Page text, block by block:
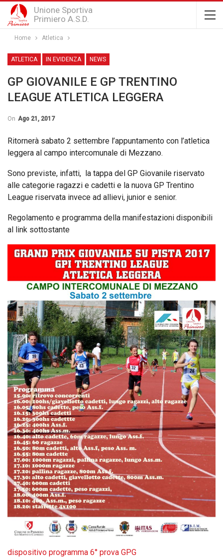
Unione Sportiva
Primiero A.S.D.
Home Atletica
ATLETICA IN EVIDENZA NEWS
GP GIOVANILE E GP TRENTINO
LEAGUE ATLETICA LEGGERA
On Ago 21, 2017
Ritornerà sabato 2 settembre l’appuntamento con l’atletica
leggera al campo intercomunale di Mezzano.
Sono previste, infatti, la tappa del GP Giovanile riservato
alle categorie ragazzi e cadetti e la nuova GP Trentino
League riservata invece ad allievi, junior e senior.
Regolamento e programma della manifestazioni disponibili
al link sottostante
dispositivo programma 6° prova GPG